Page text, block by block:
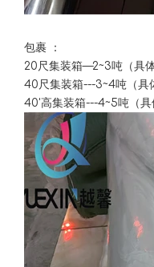
包裹 ：
20尺集装箱—2~3吨（具
40尺集装箱---3~4吨（具
40'高集装箱---4~5吨（具